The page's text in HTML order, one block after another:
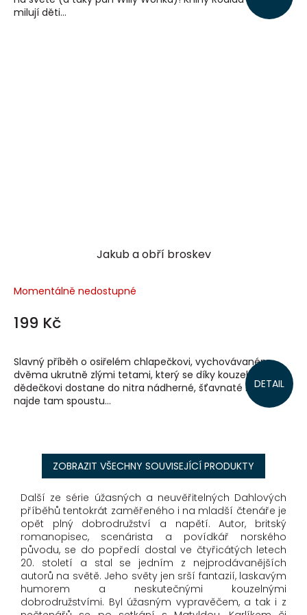
milují děti...
Jakub a obří broskev
Momentálně nedostupné
199 Kč
DETAIL
Slavný příběh o osiřelém chlapečkovi, vychovávaném
dvěma ukrutně zlými tetami, který se díky kouzelnému
dědečkovi dostane do nitra nádherné, šťavnaté broskve a
najde tam spoustu...
ZOBRAZIT VŠECHNY SOUVISEJÍCÍ PRODUKTY
Další ze série úžasných a neuvěřitelných Dahlových
příběhů tentokrát zaměřeného i na mladší čtenáře je
opět plný dobrodružství a napětí. Autor, britský
romanopisec, scenárista a povídkář norského
původu, se do popředí dostal ve čtyřicátých letech
20. století a stal se jedním z nejprodávanějších
autorů na světě. Jeho světy jen srší fantazií, laskavým
humorem a neskutečnými kouzelnými
dobrodružstvími. Byl úžasným vypravěčem, a tak i z